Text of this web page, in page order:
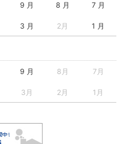
9 月 8 月 7 月
3 月 2月 1 月
9 月 8月 7月
3月 2月 1月